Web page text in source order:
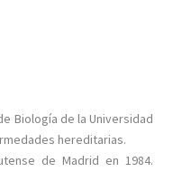
Biología de la Universidad
hereditarias.
de Madrid en 1984.